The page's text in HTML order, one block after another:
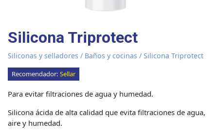
Silicona Triprotect
Siliconas y selladores / Baños y cocinas / Silicona Triprotect
Recomendador: Sellar
Para evitar filtraciones de agua y humedad.
Silicona ácida de alta calidad que evita filtraciones de agua,
aire y humedad.